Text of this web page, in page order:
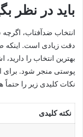
باید در نظر
انتخاب ضدآفتاب،
بهترین انتخاب را
پوستی منجر شود. برای
نکات کلیدی زیر را حتماً
نکته کلیدی